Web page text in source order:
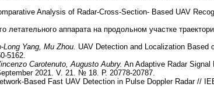
Analysis of Radar-Cross-Section- Based UAV
летательного аппарата на продольном участке
Yang, Mu Zhou. UAV Detection and Localization Based
5162.
Carotenuto, Augusto Aubry. An Adaptive Radar
2021. V. 21. № 18. Р. 20778-20787.
Based Fast UAV Detection in Pulse Doppler Radar //